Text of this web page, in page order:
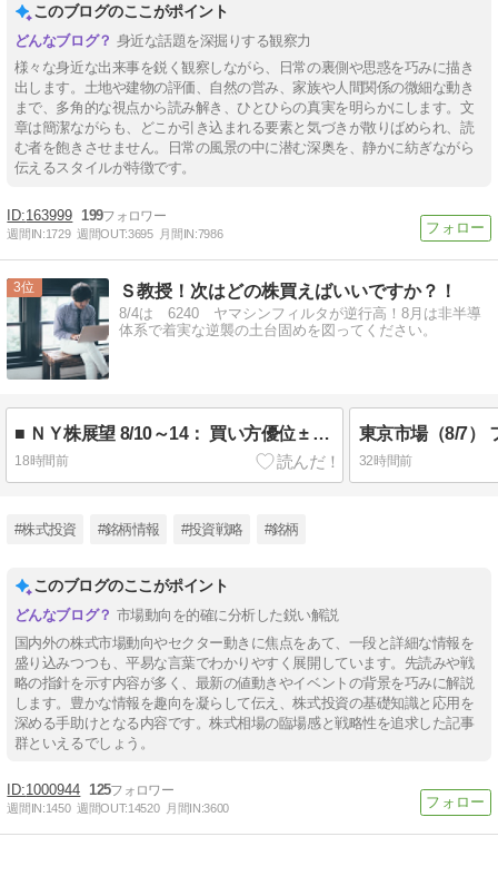
このブログのここがポイント
身近な話題を深掘りする観察力
様々な身近な出来事を鋭く観察しながら、日常の裏側や思惑を巧みに描き
出します。土地や建物の評価、自然の営み、家族や人間関係の微細な動き
まで、多角的な視点から読み解き、ひとひらの真実を明らかにします。文
章は簡潔ながらも、どこか引き込まれる要素と気づきが散りばめられ、読
む者を飽きさせません。日常の風景の中に潜む深奥を、静かに紡ぎながら
伝えるスタイルが特徴です。
163999 199
週間IN:1729 週間OUT:3695 月間IN:7986
3 Ｓ教授！次はどの株買えばいいですか？！
8/4は 6240 ヤマシンフィルタが逆行高！8月は非半導
体系で着実な逆襲の土台固めを図ってください。
■ ＮＹ株展望 8/10～14： 買い方優位 ± 金融政策見通し
18時間前 32時間前
#株式投資 #銘柄情報 #投資戦略 #銘柄
このブログのここがポイント
市場動向を的確に分析した鋭い解説
国内外の株式市場動向やセクター動きに焦点をあて、一段と詳細な情報を
盛り込みつつも、平易な言葉でわかりやすく展開しています。先読みや戦
略の指針を示す内容が多く、最新の値動きやイベントの背景を巧みに解説
します。豊かな情報を趣向を凝らして伝え、株式投資の基礎知識と応用を
深める手助けとなる内容です。株式相場の臨場感と戦略性を追求した記事
群といえるでしょう。
1000944 125
週間IN:1450 週間OUT:14520 月間IN:3600